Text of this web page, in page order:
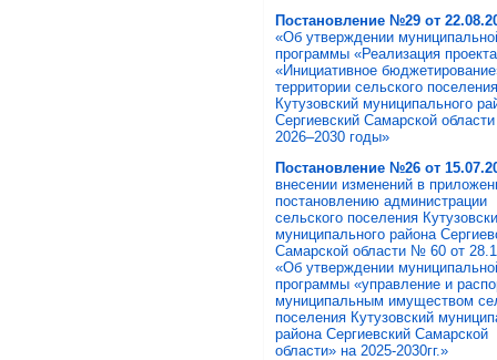
Постановление №29 от
«Об утверждении
программы «Реализация проекта
«Инициативное
территории сельского поселения
Кутузовский муниципального
Сергиевский Самарской
2026–2030 годы»
Постановление №26 от
внесении изменений в
постановлению администрации
сельского поселения
муниципального района
Самарской области № 60 от
«Об утверждении
программы «управление и
муниципальным имуществом
поселения Кутузовский
района Сергиевский Самарской
области» на 2025-2030гг.»